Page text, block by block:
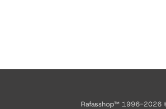
Rafasshop™ 1996-2026 ©